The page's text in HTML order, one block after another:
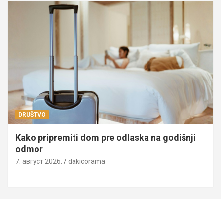
DRUŠTVO
Kako pripremiti dom pre odlaska na godišnji
odmor
7. август 2026. dakicorama